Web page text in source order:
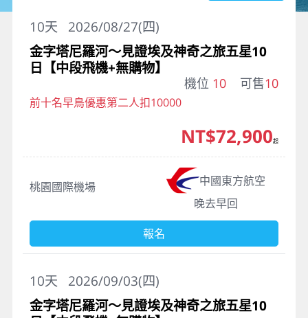
2026/08/27(四)
10天
金字塔尼羅河～見證埃及神奇之旅五星10
日【中段飛機+無購物】
機位 10 可售10
前十名早鳥優惠第二人扣10000
桃園國際機場
中國東方航空
晚去早回
NT$72,900起
報名
2026/09/03(四)
10天
金字塔尼羅河～見證埃及神奇之旅五星10